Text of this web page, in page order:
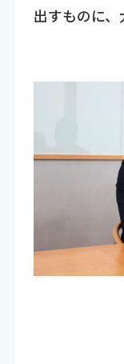
出すものに、